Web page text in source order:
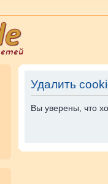
Удалить
Вы уверены, что